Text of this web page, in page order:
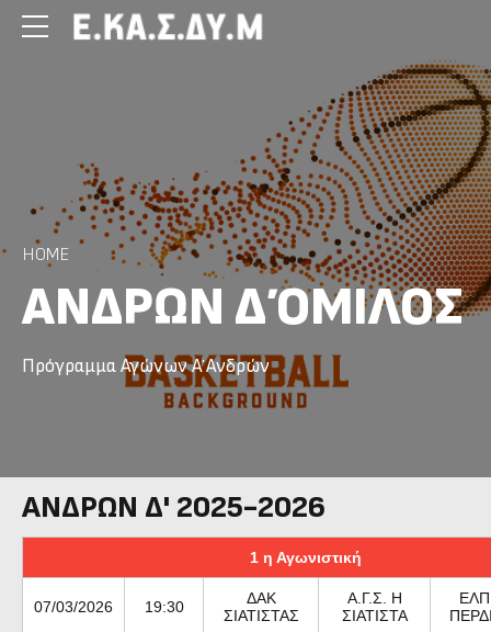
HOME
ΑΝΔΡΩΝ Δ΄ ΟΜΙΛΟΣ
Πρόγραμμα Αγώνων Α΄ Ανδρών
ΑΝΔΡΩΝ Δ' 2025-2026
1 η Αγωνιστική
07/03/2026 19:30
ΔΑΚ
ΣΙΑΤΙΣΤΑΣ
Α.Γ.Σ. Η
ΣΙΑΤΙΣΤΑ